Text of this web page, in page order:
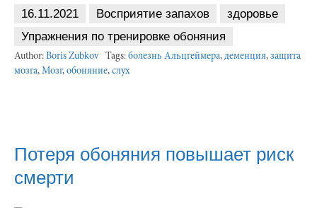
16.11.2021 Восприятие запахов
здоровье
Упражнения по тренировке обоняния
Author: Boris Zubkov Tags: болезнь Альцгеймера, деменция, защита
мозга, Мозг, обоняние, слух
Потеря обоняния повышает риск
смерти